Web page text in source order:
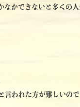
かできないと多くの人
われた方が難しいので